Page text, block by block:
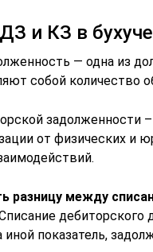
и КЗ в
— одна из
собой количество
задолженности
от физических и
разницу между
дебиторского
иной показатель,